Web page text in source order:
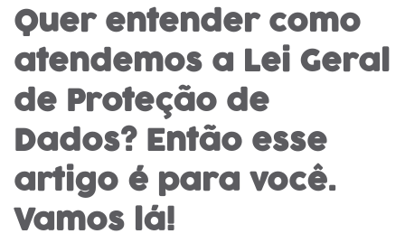
Quer entender como
atendemos a Lei Geral
de Proteção de
Dados? Então esse
artigo é para você.
Vamos lá!